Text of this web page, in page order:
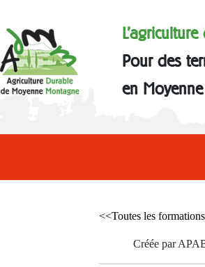
Pour des
en
<<Toutes les formations
Créée par